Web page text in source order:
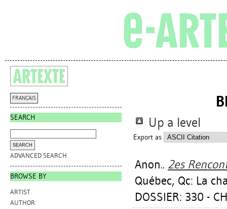
FRANÇAIS
SEARCH
ADVANCED SEARCH
BROWSE BY
ARTIST
AUTHOR
Up a level
Export as
Anon.. 2es
Québec, Qc: La
DOSSIER: 330 -